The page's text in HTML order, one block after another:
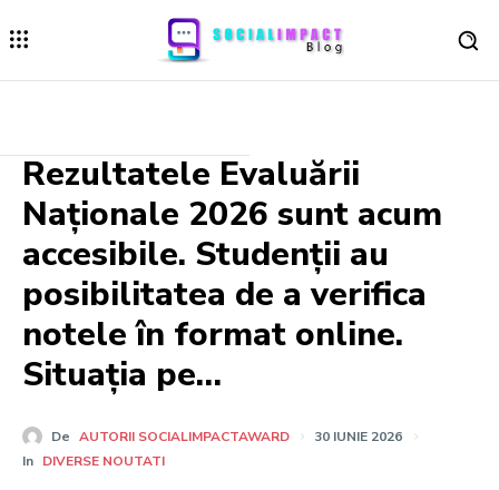
Rezultatele Evaluării
Naționale 2026 sunt acum
accesibile. Studenții au
posibilitatea de a verifica
notele în format online.
Situația pe…
De AUTORII SOCIALIMPACTAWARD
30 IUNIE 2026
In DIVERSE NOUTATI